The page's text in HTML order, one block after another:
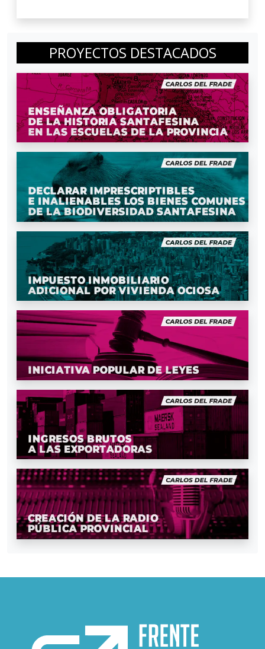
PROYECTOS DESTACADOS